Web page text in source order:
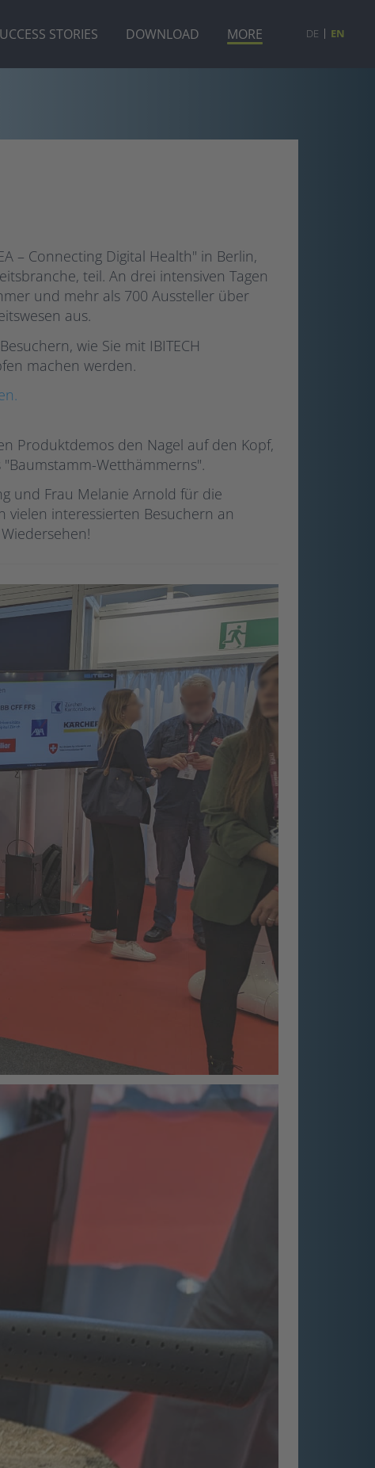
STORIES DOWNLOAD MORE DE EN
– Connecting Digital Health" in Berlin,
teil. An drei intensiven Tagen
und mehr als 700 Aussteller über
aus.
wie Sie mit IBITECH
machen werden.
Produktdemos den Nagel auf den Kopf,
Wetthämmerns".
und Frau Melanie Arnold für die
interessierten Besuchern an